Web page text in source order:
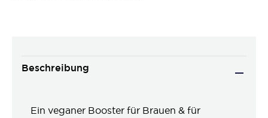
Beschreibung
Ein veganer Booster für Brauen & für